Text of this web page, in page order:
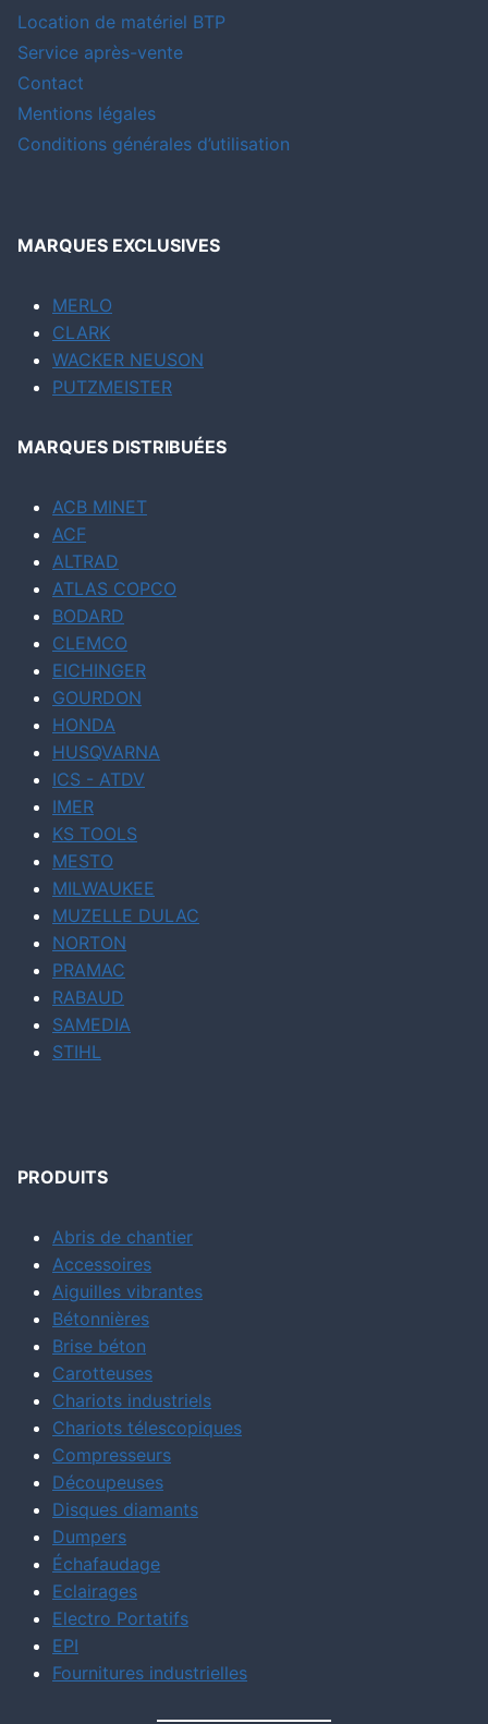
Location de matériel BTP
Service après-vente
Contact
Mentions légales
Conditions générales d’utilisation
MARQUES EXCLUSIVES
MERLO
CLARK
WACKER NEUSON
PUTZMEISTER
MARQUES DISTRIBUÉES
ACB MINET
ACF
ALTRAD
ATLAS COPCO
BODARD
CLEMCO
EICHINGER
GOURDON
HONDA
HUSQVARNA
ICS - ATDV
IMER
KS TOOLS
MESTO
MILWAUKEE
MUZELLE DULAC
NORTON
PRAMAC
RABAUD
SAMEDIA
STIHL
PRODUITS
Abris de chantier
Accessoires
Aiguilles vibrantes
Bétonnières
Brise béton
Carotteuses
Chariots industriels
Chariots télescopiques
Compresseurs
Découpeuses
Disques diamants
Dumpers
Échafaudage
Eclairages
Electro Portatifs
EPI
Fournitures industrielles